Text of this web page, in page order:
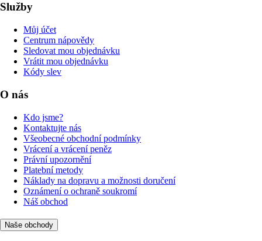
Služby
Můj účet
Centrum nápovědy
Sledovat mou objednávku
Vrátit mou objednávku
Kódy slev
O nás
Kdo jsme?
Kontaktujte nás
Všeobecné obchodní podmínky
Vrácení a vrácení peněz
Právní upozornění
Platební metody
Náklady na dopravu a možnosti doručení
Oznámení o ochraně soukromí
Náš obchod
Naše obchody